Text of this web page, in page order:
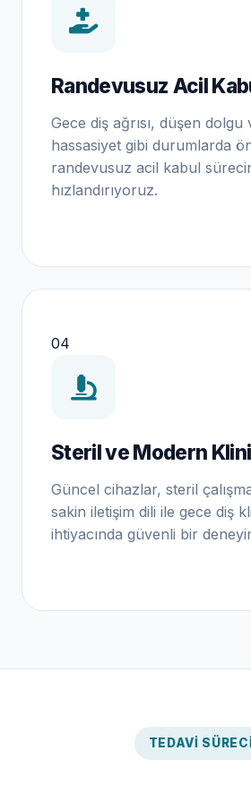
Randevusuz Acil
Gece diş ağrısı, düşen dolgu
hassasiyet gibi durumlarda
randevusuz acil kabul
hızlandırıyoruz.
04
Steril ve Modern
Güncel cihazlar, steril
sakin iletişim dili ile gece diş
ihtiyacında güvenli bir
TEDAVI